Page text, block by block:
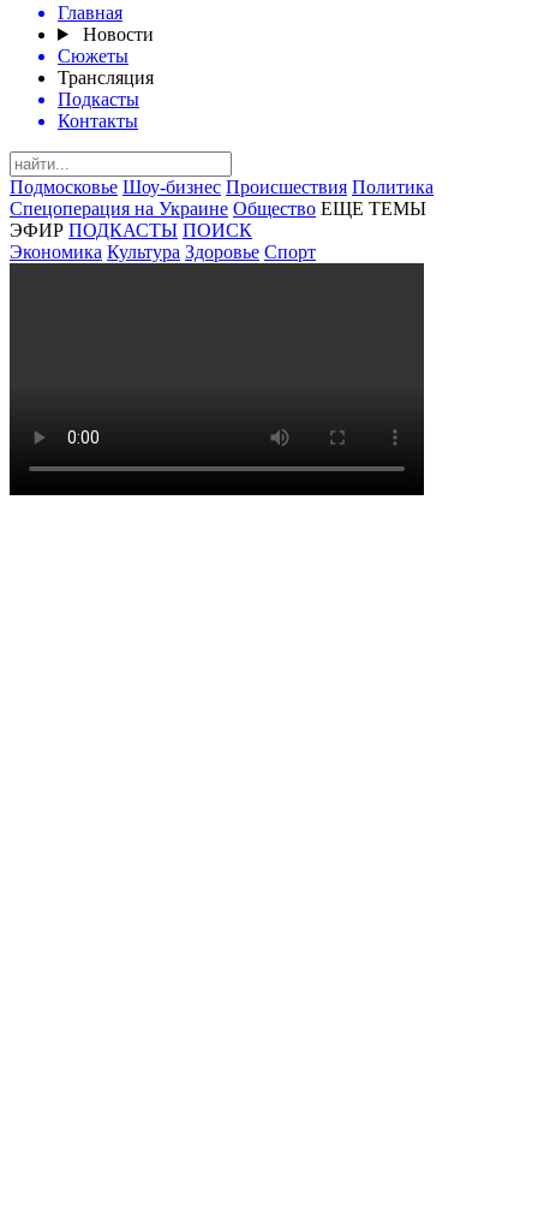
Главная
Новости
Сюжеты
Трансляция
Подкасты
Контакты
Подмосковье Шоу-бизнес Происшествия Политика
Спецоперация на Украине Общество ЕЩЕ ТЕМЫ
ЭФИР ПОДКАСТЫ ПОИСК
Экономика Культура Здоровье Спорт